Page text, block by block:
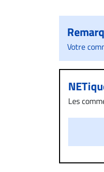
Votre
Les
Si votre
l’espace